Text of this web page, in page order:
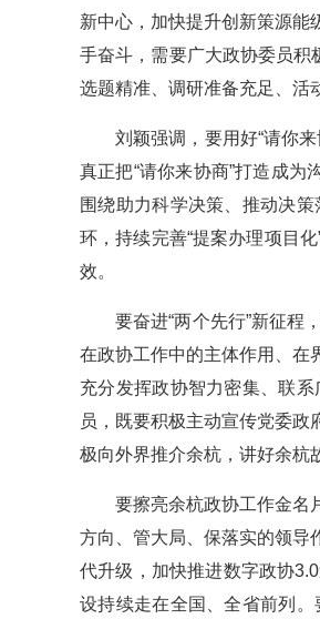
新中心，加快提升创新策源能
手奋斗，需要广大政协委员积
选题精准、调研准备充足、活
刘颖强调，要用好“请你
真正把“请你来协商”打造成为
围绕助力科学决策、推动决
环，持续完善“提案办理项目
效。
要奋进“两个先行”新征程
在政协工作中的主体作用、在
充分发挥政协智力密集、联
员，既要积极主动宣传党委
极向外界推介余杭，讲好余杭
要擦亮余杭政协工作金名
方向、管大局、保落实的领导
代升级，加快推进数字政协
设持续走在全国、全省前列